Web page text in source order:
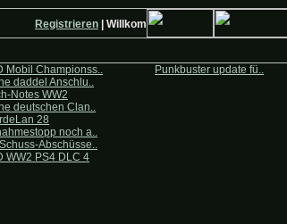
Registrieren| Willkommen auf Deutsche-Krieger.de
Mobil Championss..
daddel Anschlu..
Notes WW2
deutschen Clan..
28
noch a..
Abschüsse..
WW2 PS4 DLC 4
Punkbuster update fü..